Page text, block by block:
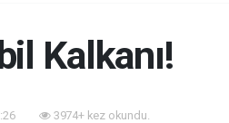
Kalkanı!
3974+ kez okundu.